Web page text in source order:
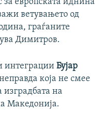
ветувањето од
граѓаните
Димитров.
интеграции Бујар
која не смее
изградбата на
Македонија.